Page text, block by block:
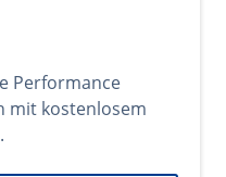
Performance
mit kostenlosem